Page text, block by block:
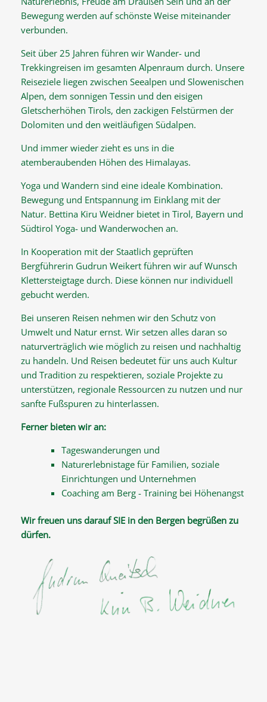
Bewegung werden auf schönste Weise miteinander
verbunden.
Seit über 25 Jahren führen wir Wander- und
Trekkingreisen im gesamten Alpenraum durch. Unsere
Reiseziele liegen zwischen Seealpen und Slowenischen
Alpen, dem sonnigen Tessin und den eisigen
Gletscherhöhen Tirols, den zackigen Felstürmen der
Dolomiten und den weitläufigen Südalpen.
Und immer wieder zieht es uns in die
atemberaubenden Höhen des Himalayas.
Yoga und Wandern sind eine ideale Kombination.
Bewegung und Entspannung im Einklang mit der
Natur. Bettina Kiru Weidner bietet in Tirol, Bayern und
Südtirol Yoga- und Wanderwochen an.
In Kooperation mit der Staatlich geprüften
Bergführerin Gudrun Weikert führen wir auf Wunsch
Klettersteigtage durch. Diese können nur individuell
gebucht werden.
Bei unseren Reisen nehmen wir den Schutz von
Umwelt und Natur ernst. Wir setzen alles daran so
naturverträglich wie möglich zu reisen und nachhaltig
zu handeln. Und Reisen bedeutet für uns auch Kultur
und Tradition zu respektieren, soziale Projekte zu
unterstützen, regionale Ressourcen zu nutzen und nur
sanfte Fußspuren zu hinterlassen.
Ferner bieten wir an:
Tageswanderungen und
Naturerlebnistage für Familien, soziale
Einrichtungen und Unternehmen
Coaching am Berg - Training bei Höhenangst
Wir freuen uns darauf SIE in den Bergen begrüßen zu
dürfen.